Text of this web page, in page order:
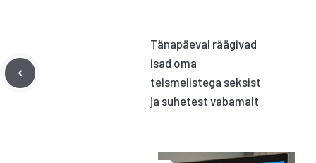
Tänapäeval räägivad
isad oma
teismelistega seksist
ja suhetest vabamalt